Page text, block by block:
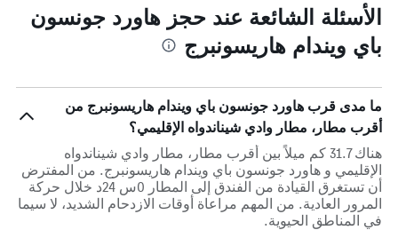
الأسئلة الشائعة عند حجز هاورد جونسون
باي ويندام هاريسونبرج
ما مدى قرب هاورد جونسون باي ويندام هاريسونبرج من
أقرب مطار، مطار وادي شيناندواه الإقليمي؟
هناك 31.7 كم ميلاً بين أقرب مطار، مطار وادي شيناندواه
الإقليمي و هاورد جونسون باي ويندام هاريسونبرج. من المفترض
أن تستغرق القيادة من الفندق إلى المطار 0س 24د خلال حركة
المرور العادية. من المهم مراعاة أوقات الازدحام الشديد، لا سيما
في المناطق الحيوية.